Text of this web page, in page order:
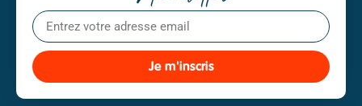
Je m'inscris